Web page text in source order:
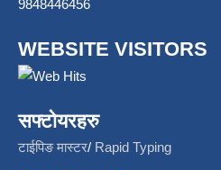
9848446456
WEBSITE VISITORS
सफ्टोयरहरु
टाईपिङ मास्टर/ Rapid Typing